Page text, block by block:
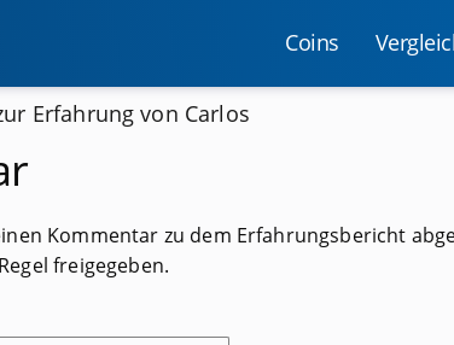
Coins
Erfahrung von Carlos
Kommentar zu dem Erfahrungsbericht
freigegeben.